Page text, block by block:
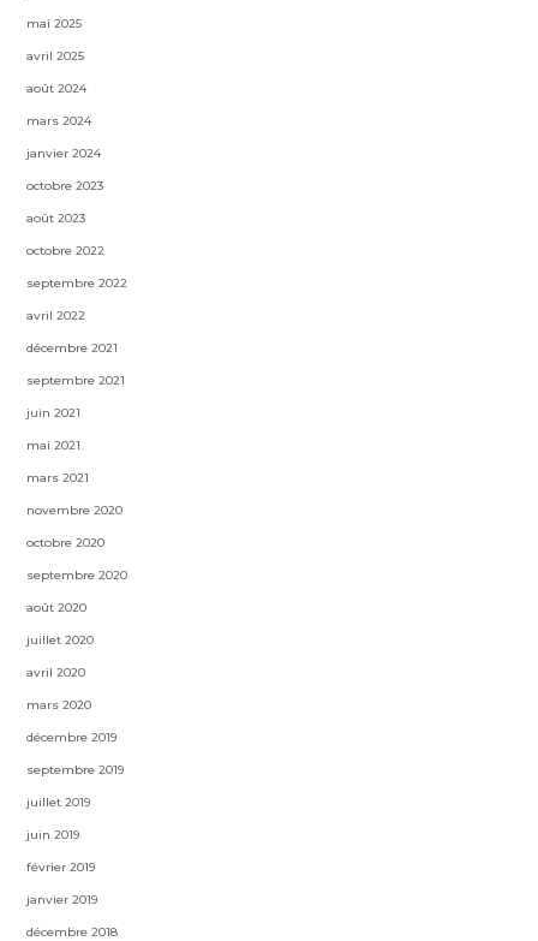
mai 2025
avril 2025
août 2024
mars 2024
janvier 2024
octobre 2023
août 2023
octobre 2022
septembre 2022
avril 2022
décembre 2021
septembre 2021
juin 2021
mai 2021
mars 2021
novembre 2020
octobre 2020
septembre 2020
août 2020
juillet 2020
avril 2020
mars 2020
décembre 2019
septembre 2019
juillet 2019
juin 2019
février 2019
janvier 2019
décembre 2018